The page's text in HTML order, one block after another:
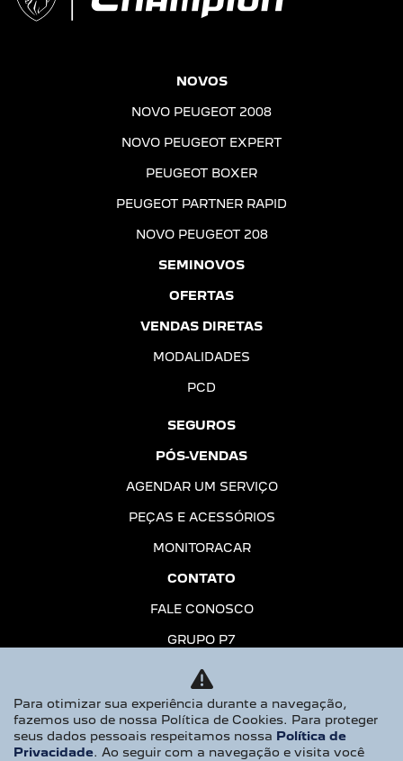
NOVOS
NOVO PEUGEOT 2008
NOVO PEUGEOT EXPERT
PEUGEOT BOXER
PEUGEOT PARTNER RAPID
NOVO PEUGEOT 208
SEMINOVOS
OFERTAS
VENDAS DIRETAS
MODALIDADES
PCD
SEGUROS
PÓS-VENDAS
AGENDAR UM SERVIÇO
PEÇAS E ACESSÓRIOS
MONITORACAR
CONTATO
FALE CONOSCO
GRUPO P7
TRABALHE CONOSCO
POLÍTICA DE PRIVACIDADE
No trânsito, enxergar o outro salva
Para otimizar sua experiência durante a navegação,
fazemos uso de nossa Política de Cookies. Para proteger
seus dados pessoais respeitamos nossa Política de
Privacidade. Ao seguir com a navegação e visita você